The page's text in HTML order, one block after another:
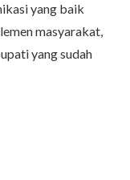
yang baik
masyarakat,
yang sudah